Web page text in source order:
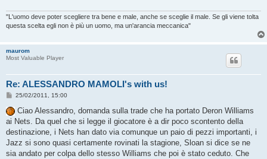
"L'uomo deve poter scegliere tra bene e male, anche se sceglie il male. Se gli viene tolta
questa scelta egli non è più un uomo, ma un'arancia meccanica"
maurom
Most Valuable Player
Re: ALESSANDRO MAMOLI's with us!
M
s
s
a
g
i
o
25/02/2011, 15:00
Ciao Alessandro, domanda sulla trade che ha portato Deron Williams
ai Nets. Da quel che si legge il giocatore è a dir poco scontento della
destinazione, i Nets han dato via comunque un paio di pezzi importanti, i
Jazz si sono quasi certamente rovinati la stagione, Sloan si dice se ne
sia andato per colpa dello stesso Williams che poi è stato ceduto. Che